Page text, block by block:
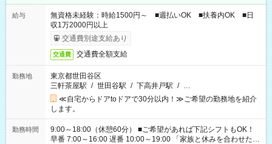
給与
無資格未経験：時給1500円～ ■週払いOK ■扶養内OK ■日
収1万2000円以上
交通費別途支給あり
交通費 交通費全額支給
勤務地
東京都世田谷区
三軒茶屋駅 / 世田谷駅 / 下高井戸駅 / …
≪自宅からドアtoドアで30分以内！≫ご希望の勤務地を紹介
します。
勤務時間
9:00～18:00（休憩60分） ■ご希望があれば下記シフトもOK！
早番 7:00～16:00 遅番 10:00～19:00 「家族と休みを合わせた